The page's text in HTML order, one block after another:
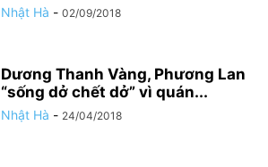
Nhật Hà - 02/09/2018
Dương Thanh Vàng, Phương Lan
“sống dở chết dở” vì quán...
Nhật Hà - 24/04/2018